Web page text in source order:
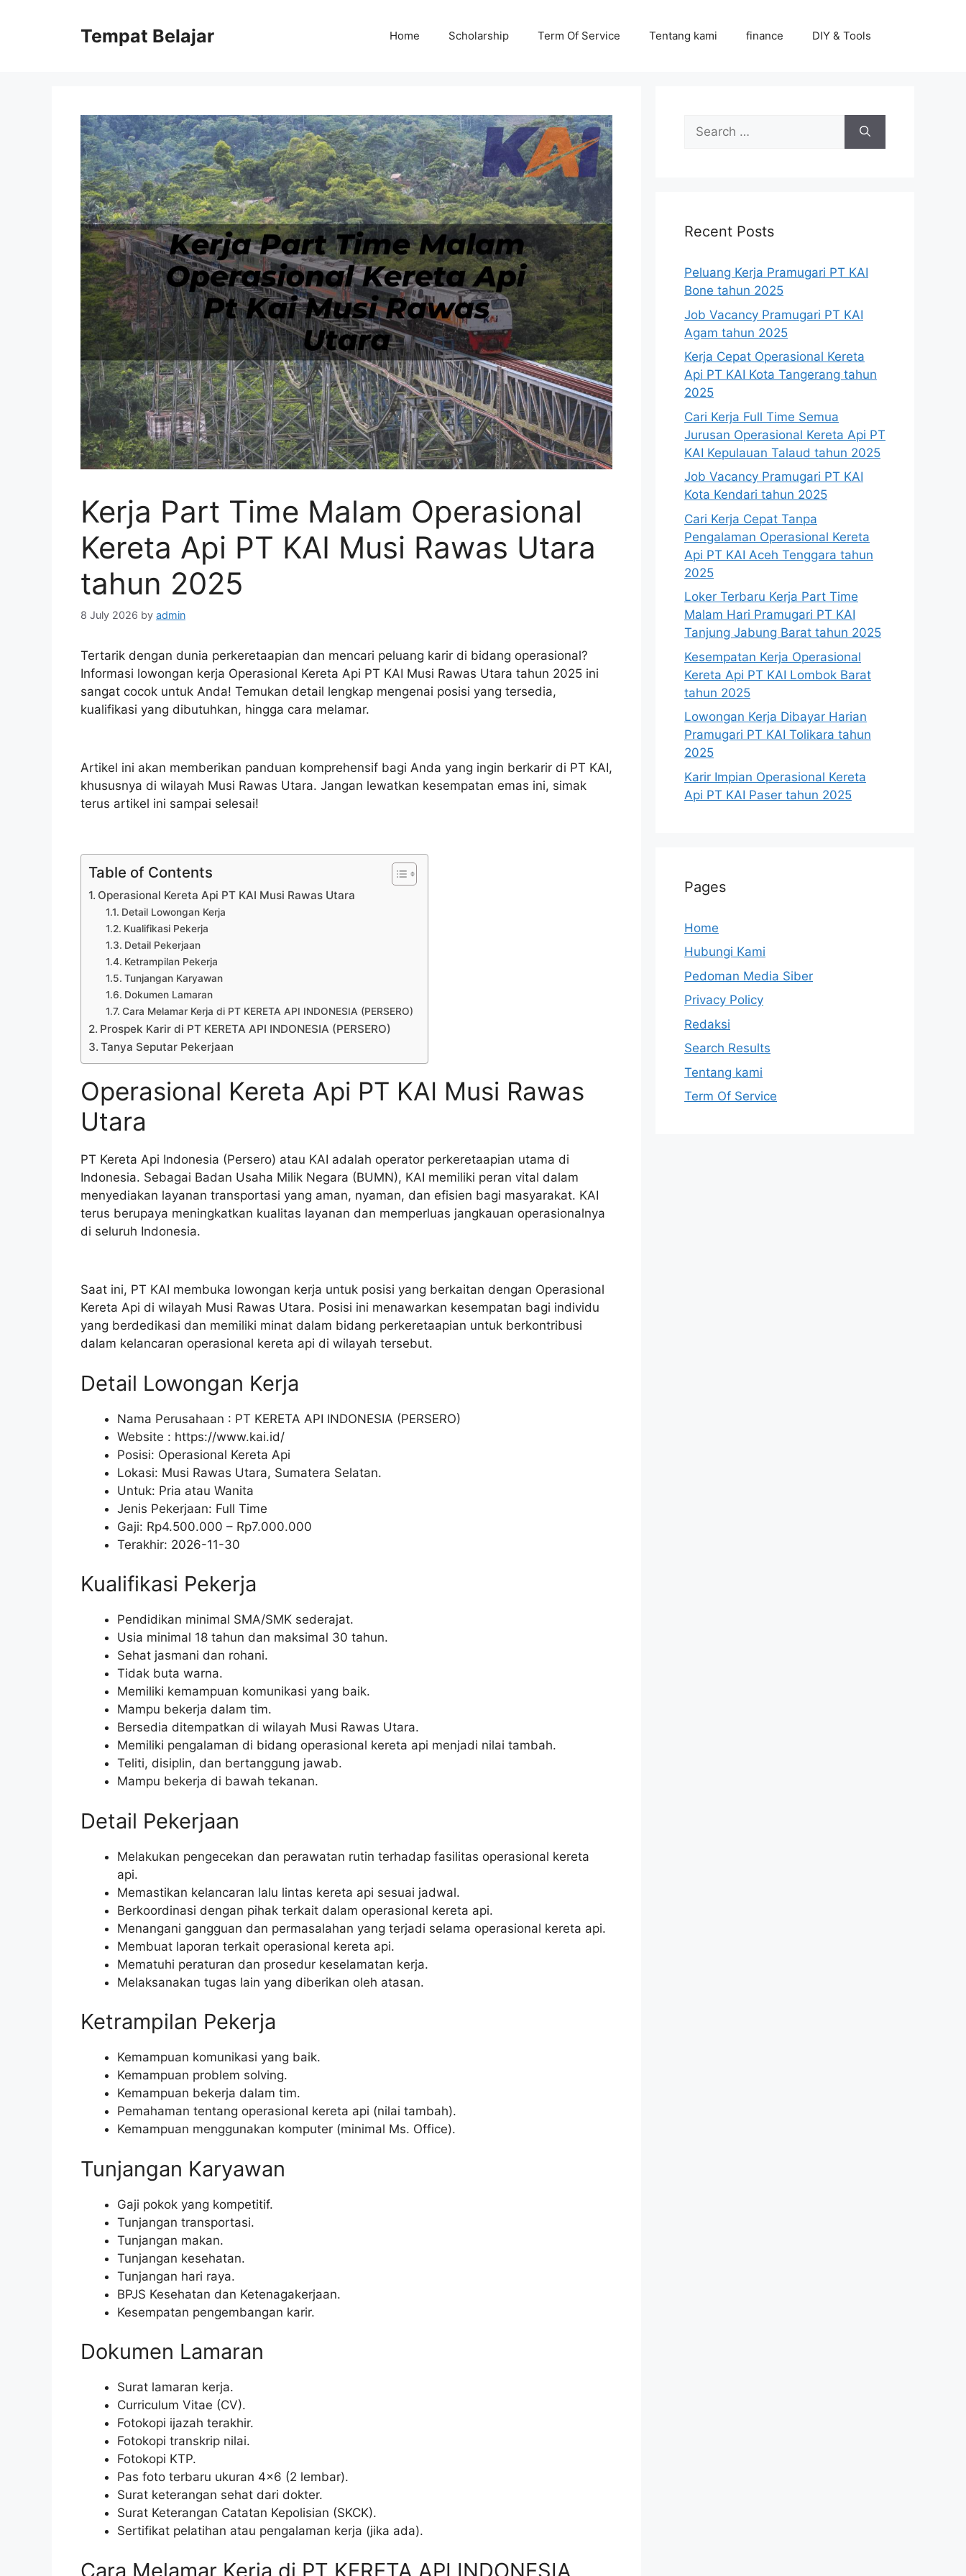
Tempat Belajar Home Scholarship Term Of Service Tentang kami finance DIY & Tools
Kerja Part Time Malam Operasional
Kereta Api PT KAI Musi Rawas Utara
tahun 2025
8 July 2026 by admin
Tertarik dengan dunia perkeretaapian dan mencari peluang karir di bidang operasional?
Informasi lowongan kerja Operasional Kereta Api PT KAI Musi Rawas Utara tahun 2025 ini
sangat cocok untuk Anda! Temukan detail lengkap mengenai posisi yang tersedia,
kualifikasi yang dibutuhkan, hingga cara melamar.
Artikel ini akan memberikan panduan komprehensif bagi Anda yang ingin berkarir di PT KAI,
khususnya di wilayah Musi Rawas Utara. Jangan lewatkan kesempatan emas ini, simak
terus artikel ini sampai selesai!
Table of Contents
Operasional Kereta Api PT KAI Musi Rawas Utara
Detail Lowongan Kerja
Kualifikasi Pekerja
Detail Pekerjaan
Ketrampilan Pekerja
Tunjangan Karyawan
Dokumen Lamaran
Cara Melamar Kerja di PT KERETA API INDONESIA (PERSERO)
Prospek Karir di PT KERETA API INDONESIA (PERSERO)
Tanya Seputar Pekerjaan
Operasional Kereta Api PT KAI Musi Rawas
Utara
PT Kereta Api Indonesia (Persero) atau KAI adalah operator perkeretaapian utama di
Indonesia. Sebagai Badan Usaha Milik Negara (BUMN), KAI memiliki peran vital dalam
menyediakan layanan transportasi yang aman, nyaman, dan efisien bagi masyarakat. KAI
terus berupaya meningkatkan kualitas layanan dan memperluas jangkauan operasionalnya
di seluruh Indonesia.
Saat ini, PT KAI membuka lowongan kerja untuk posisi yang berkaitan dengan Operasional
Kereta Api di wilayah Musi Rawas Utara. Posisi ini menawarkan kesempatan bagi individu
yang berdedikasi dan memiliki minat dalam bidang perkeretaapian untuk berkontribusi
dalam kelancaran operasional kereta api di wilayah tersebut.
Detail Lowongan Kerja
Nama Perusahaan : PT KERETA API INDONESIA (PERSERO)
Website : https://www.kai.id/
Posisi: Operasional Kereta Api
Lokasi: Musi Rawas Utara, Sumatera Selatan.
Untuk: Pria atau Wanita
Jenis Pekerjaan: Full Time
Gaji: Rp4.500.000 – Rp7.000.000
Terakhir: 2026-11-30
Kualifikasi Pekerja
Pendidikan minimal SMA/SMK sederajat.
Usia minimal 18 tahun dan maksimal 30 tahun.
Sehat jasmani dan rohani.
Tidak buta warna.
Memiliki kemampuan komunikasi yang baik.
Mampu bekerja dalam tim.
Bersedia ditempatkan di wilayah Musi Rawas Utara.
Memiliki pengalaman di bidang operasional kereta api menjadi nilai tambah.
Teliti, disiplin, dan bertanggung jawab.
Mampu bekerja di bawah tekanan.
Detail Pekerjaan
Melakukan pengecekan dan perawatan rutin terhadap fasilitas operasional kereta
api.
Memastikan kelancaran lalu lintas kereta api sesuai jadwal.
Berkoordinasi dengan pihak terkait dalam operasional kereta api.
Menangani gangguan dan permasalahan yang terjadi selama operasional kereta api.
Membuat laporan terkait operasional kereta api.
Mematuhi peraturan dan prosedur keselamatan kerja.
Melaksanakan tugas lain yang diberikan oleh atasan.
Ketrampilan Pekerja
Kemampuan komunikasi yang baik.
Kemampuan problem solving.
Kemampuan bekerja dalam tim.
Pemahaman tentang operasional kereta api (nilai tambah).
Kemampuan menggunakan komputer (minimal Ms. Office).
Tunjangan Karyawan
Gaji pokok yang kompetitif.
Tunjangan transportasi.
Tunjangan makan.
Tunjangan kesehatan.
Tunjangan hari raya.
BPJS Kesehatan dan Ketenagakerjaan.
Kesempatan pengembangan karir.
Dokumen Lamaran
Surat lamaran kerja.
Curriculum Vitae (CV).
Fotokopi ijazah terakhir.
Fotokopi transkrip nilai.
Fotokopi KTP.
Pas foto terbaru ukuran 4×6 (2 lembar).
Surat keterangan sehat dari dokter.
Surat Keterangan Catatan Kepolisian (SKCK).
Sertifikat pelatihan atau pengalaman kerja (jika ada).
Cara Melamar Kerja di PT KERETA API INDONESIA
Search
for:
Recent Posts
Peluang Kerja Pramugari PT KAI
Bone tahun 2025
Job Vacancy Pramugari PT KAI
Agam tahun 2025
Kerja Cepat Operasional Kereta
Api PT KAI Kota Tangerang tahun
2025
Cari Kerja Full Time Semua
Jurusan Operasional Kereta Api PT
KAI Kepulauan Talaud tahun 2025
Job Vacancy Pramugari PT KAI
Kota Kendari tahun 2025
Cari Kerja Cepat Tanpa
Pengalaman Operasional Kereta
Api PT KAI Aceh Tenggara tahun
2025
Loker Terbaru Kerja Part Time
Malam Hari Pramugari PT KAI
Tanjung Jabung Barat tahun 2025
Kesempatan Kerja Operasional
Kereta Api PT KAI Lombok Barat
tahun 2025
Lowongan Kerja Dibayar Harian
Pramugari PT KAI Tolikara tahun
2025
Karir Impian Operasional Kereta
Api PT KAI Paser tahun 2025
Pages
Home
Hubungi Kami
Pedoman Media Siber
Privacy Policy
Redaksi
Search Results
Tentang kami
Term Of Service